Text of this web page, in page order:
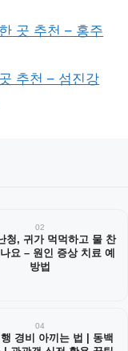
곳 추천 – 홍주
추천 – 섬진강
02
청, 귀가 먹먹하고 물 찬
요 – 원인 증상 치료 예
방법
04
경비 아끼는 법 | 동백